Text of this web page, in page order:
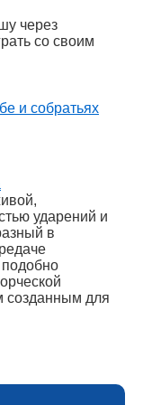
через
со своим
и собратьях
ударений и
в
созданным для